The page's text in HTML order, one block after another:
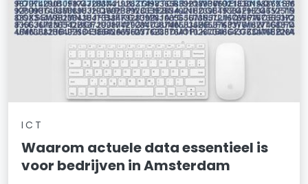
Waterlandpleinbuurt
Weesp Binnenstad/Zuid
Weesperbuurt/Plantage
Weesperzijde
Westindische Buurt
ICT
Waarom actuele data essentieel is
voor bedrijven in Amsterdam